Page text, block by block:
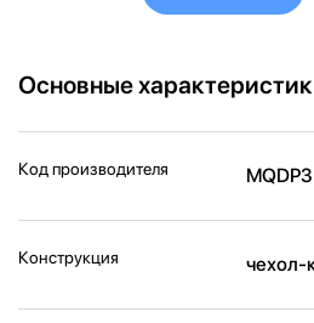
Основные
Код производителя MQDP3
Конструкция чехол-